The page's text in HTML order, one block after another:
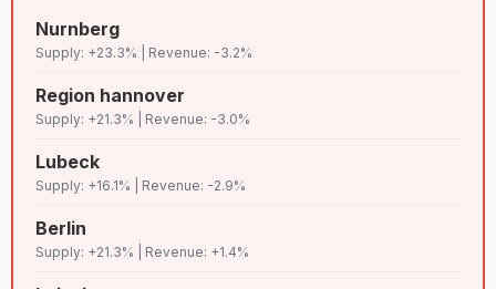
Nurnberg
Supply: +23.3% | Revenue: -3.2%
Region hannover
Supply: +21.3% | Revenue: -3.0%
Lubeck
Supply: +16.1% | Revenue: -2.9%
Berlin
Supply: +21.3% | Revenue: +1.4%